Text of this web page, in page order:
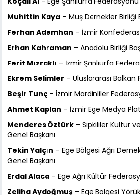
Muhittin Kaya – Muş Dernekler Birliği
Ferhan Ademhan – İzmir
Erhan Kahraman – Anadolu Birliği
Ferit Mızraklı – İzmir Şanlıurfa
Ekrem Selimler – Uluslararası Balkan
Beşir Tunç – İzmir Mardinliler
Ahmet Kaplan – İzmir Ege Medya
Menderes Öztürk – Sıpkililer Kültür
Genel Başkanı
Tekin Yalçın – Ege Bölgesi Ağrı
Genel Başkanı
Erdal Alaca – Ege Ağrı Kültür
Zeliha Aydoğmuş – Ege Bölgesi